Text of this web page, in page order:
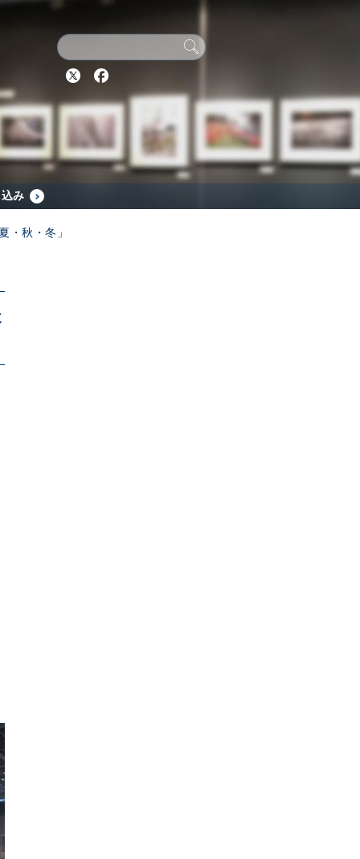
Twitter
み
秋・冬」